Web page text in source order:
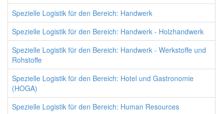
Spezielle Logistik für den Bereich: Handwerk
Spezielle Logistik für den Bereich: Handwerk - Holzhandwerk
Spezielle Logistik für den Bereich: Handwerk - Werkstoffe und
Rohstoffe
Spezielle Logistik für den Bereich: Hotel und Gastronomie
(HOGA)
Spezielle Logistik für den Bereich: Human Resources